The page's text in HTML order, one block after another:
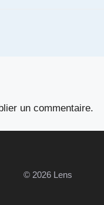
un commentaire.
© 2026 Lens